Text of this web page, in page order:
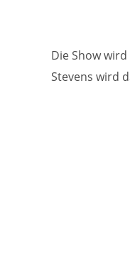
Die Show
Stevens wird